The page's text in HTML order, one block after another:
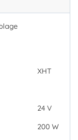
XHT
24 V
200 W